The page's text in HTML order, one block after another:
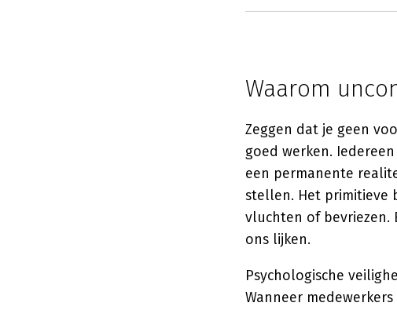
Waarom
Zeggen dat je geen
goed werken.
een permanente
stellen. Het primitieve
vluchten of bevriezen.
ons lijken.
Psychologische
Wanneer